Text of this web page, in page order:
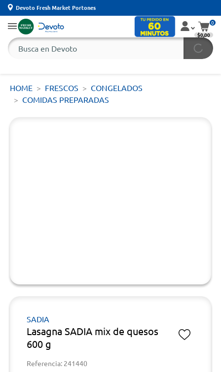
Devoto Fresh Market Portones
0
$0,00
HOME FRESCOS
CONGELADOS
COMIDAS PREPARADAS
SADIA
Lasagna SADIA mix de quesos
600 g
Referencia: 241440